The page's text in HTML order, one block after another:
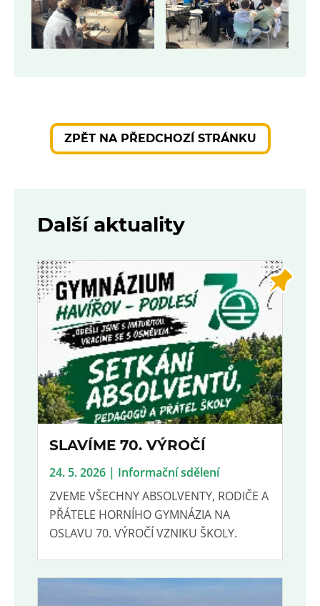
ZPĚT NA PŘEDCHOZÍ STRÁNKU
Další aktuality
SLAVÍME 70. VÝROČÍ
24. 5. 2026 | Informační sdělení
ZVEME VŠECHNY ABSOLVENTY, RODIČE A
PŘÁTELE HORNÍHO GYMNÁZIA NA
OSLAVU 70. VÝROČÍ VZNIKU ŠKOLY.